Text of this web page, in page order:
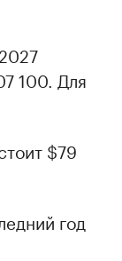
100. Для
$79
год